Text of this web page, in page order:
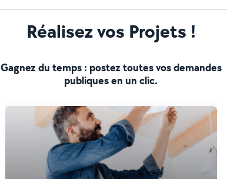
Réalisez vos Projets !
Gagnez du temps : postez toutes vos demandes
publiques en un clic.